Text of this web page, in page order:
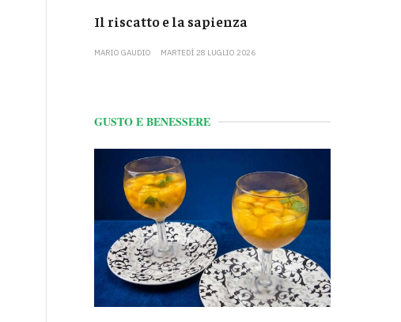
Il riscatto e la sapienza
MARIO GAUDIO MARTEDÌ 28 LUGLIO 2026
GUSTO E BENESSERE